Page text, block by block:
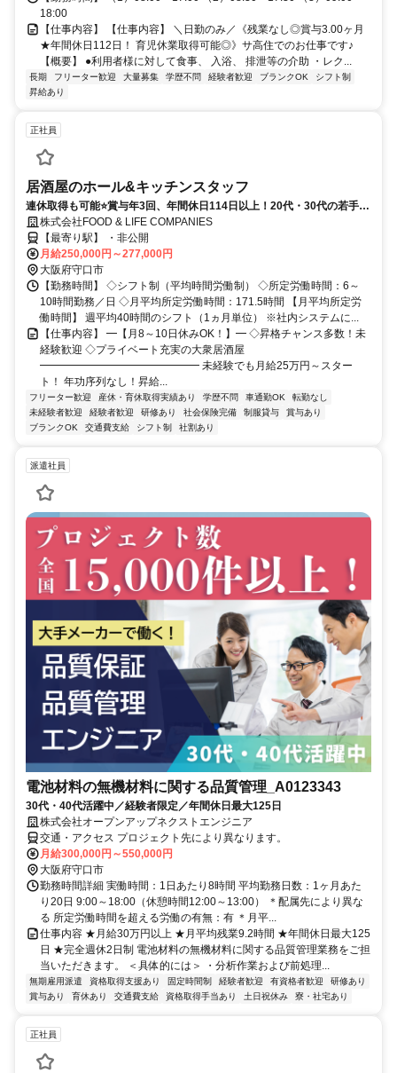
18:00
【仕事内容】 【仕事内容】 ＼日勤のみ／《残業なし◎賞与3.00ヶ月
★年間休日112日！ 育児休業取得可能◎》サ高住でのお仕事です♪
【概要】 ●利用者様に対して食事、 入浴、 排泄等の介助 ・レク...
長期 フリーター歓迎 大量募集 学歴不問 経験者歓迎 ブランクOK
シフト制
昇給あり
正社員
居酒屋のホール&キッチンスタッフ
連休取得も可能⭐賞与年3回、年間休日114日以上！20代・30代の若手が
活躍中！
株式会社FOOD & LIFE COMPANIES
【最寄り駅】 ・非公開
月給250,000円～277,000円
大阪府守口市
【勤務時間】 ◇シフト制（平均時間労働制） ◇所定労働時間：6～
10時間勤務／日 ◇月平均所定労働時間：171.5時間 【月平均所定労
働時間】 週平均40時間のシフト（1ヵ月単位） ※社内システムに...
【仕事内容】 ━【月8～10日休みOK！】━ ◇昇格チャンス多数！未
経験歓迎 ◇プライベート充実の大衆居酒屋
━━━━━━━━━━━━━━━ 未経験でも月給25万円～スター
ト！ 年功序列なし！昇給...
フリーター歓迎 産休・育休取得実績あり 学歴不問 車通勤OK
転勤なし
未経験者歓迎
経験者歓迎 研修あり 社会保険完備 制服貸与
賞与あり
ブランクOK
交通費支給 シフト制 社割あり
派遣社員
電池材料の無機材料に関する品質管理_A0123343
30代・40代活躍中／経験者限定／年間休日最大125日
株式会社オープンアップネクストエンジニア
交通・アクセス プロジェクト先により異なります。
月給300,000円～550,000円
大阪府守口市
勤務時間詳細 実働時間：1日あたり8時間 平均勤務日数：1ヶ月あた
り20日 9:00～18:00（休憩時間12:00～13:00） ＊配属先により異な
る 所定労働時間を超える労働の有無：有 ＊月平...
仕事内容 ★月給30万円以上 ★月平均残業9.2時間 ★年間休日最大125
日 ★完全週休2日制 電池材料の無機材料に関する品質管理業務をご担
当いただきます。 ＜具体的には＞ ・分析作業および前処理...
無期雇用派遣 資格取得支援あり 固定時間制 経験者歓迎 有資格者歓迎
研修あり
賞与あり
育休あり 交通費支給 資格取得手当あり 土日祝休み 寮・社宅あり
正社員